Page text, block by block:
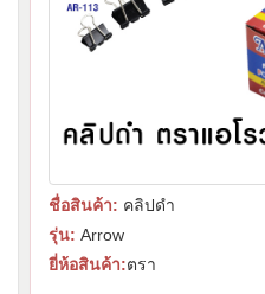
ชื่อสินค้า: คลิปดำ
รุ่น: Arrow
ยี่ห้อสินค้า:ตรา